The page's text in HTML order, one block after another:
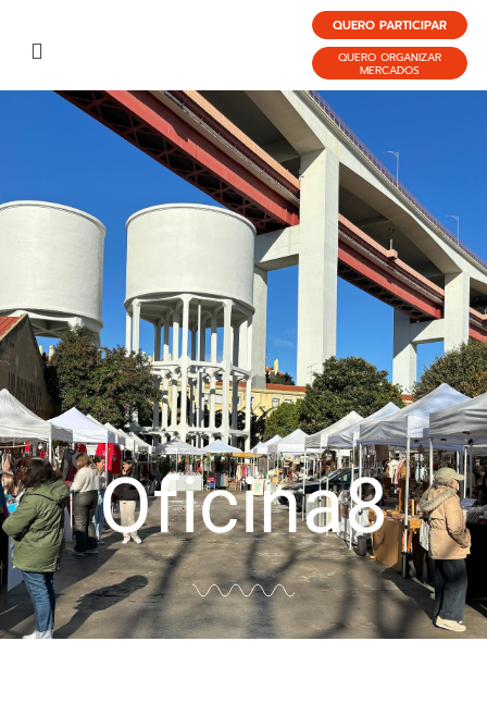
QUERO PARTICIPAR
QUERO ORGANIZAR
MERCADOS
Oficina8